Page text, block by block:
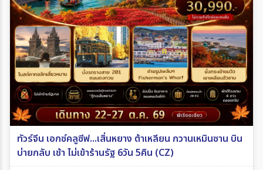
ทัวร์จีน เอกซ์คลูซีฟ...เสิ่นหยาง ต้าเหลียน กวานเหมินซาน บิน
บ่ายกลับ เช้า ไม่เข้าร้านรัฐ 6วัน 5คืน (CZ)